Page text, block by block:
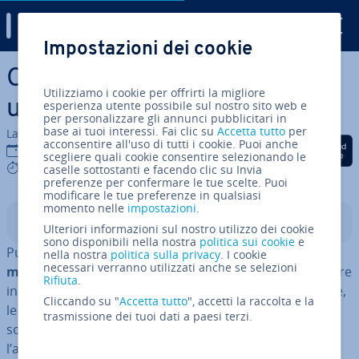
Vai al contenuto prin­ci­pa­le
Can­cel­la­re l’account Google:
una guida
La redazione di IONOS
26 mar 2025
5 mins
Condividi via Facebook
Condividi via Twitter
Condividi via
Indice
Puoi
can­cel­la­re il tuo account Google in qualsiasi
momento, ma devi tenere conto che potresti non essere
in grado di re­cu­pe­rar­lo se cambierai idea. In par­ti­co­la­re,
le in­for­ma­zio­ni personali associate al tuo account, di
solito, saranno scomparse una volta re­cu­pe­ra­to
l’account.
Impostazioni dei cookie
Utilizziamo i cookie per offrirti la migliore
esperienza utente possibile sul nostro sito web e
per personalizzare gli annunci pubblicitari in
base ai tuoi interessi. Fai clic suAccetta tutto per
acconsentire all'uso di tutti i cookie. Puoi anche
scegliere quali cookie consentire selezionando le
caselle sottostanti e facendo clic su Invia
preferenze per confermare le tue scelte. Puoi
modificare le tue preferenze in qualsiasi
momento nelle impostazioni.
Ulteriori informazioni sul nostro utilizzo dei cookie
sono disponibili nella nostra politica sui cookie e
nella nostra politica sulla privacy. I cookie
necessari verranno utilizzati anche se selezioni
Rifiuta.
Cliccando su "Accetta tutto", accetti la raccolta e la
trasmissione dei tuoi dati a paesi terzi.